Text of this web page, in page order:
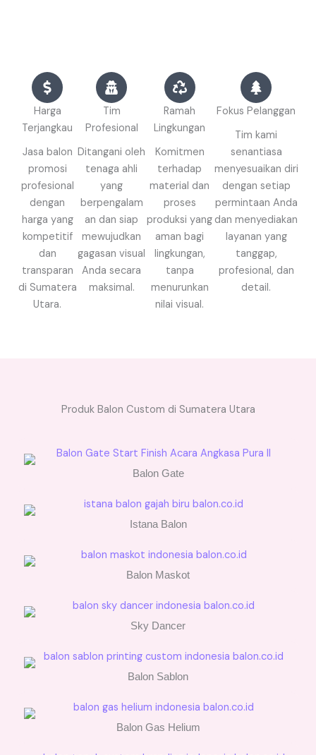
Harga
Terjangkau
Jasa balon
promosi
profesional
dengan
harga yang
kompetitif
dan
transparan
di Sumatera
Utara.
Tim
Profesional
Ditangani oleh
tenaga ahli
yang
berpengalam
an dan siap
mewujudkan
gagasan visual
Anda secara
maksimal.
Ramah
Lingkungan
Komitmen
terhadap
material dan
proses
produksi yang
aman bagi
lingkungan,
tanpa
menurunkan
nilai visual.
Fokus Pelanggan
Tim kami
senantiasa
menyesuaikan diri
dengan setiap
permintaan Anda
dan menyediakan
layanan yang
tanggap,
profesional, dan
detail.
Produk Balon Custom di Sumatera Utara
Balon Gate
Istana Balon
Balon Maskot
Sky Dancer
Balon Sablon
Balon Gas Helium